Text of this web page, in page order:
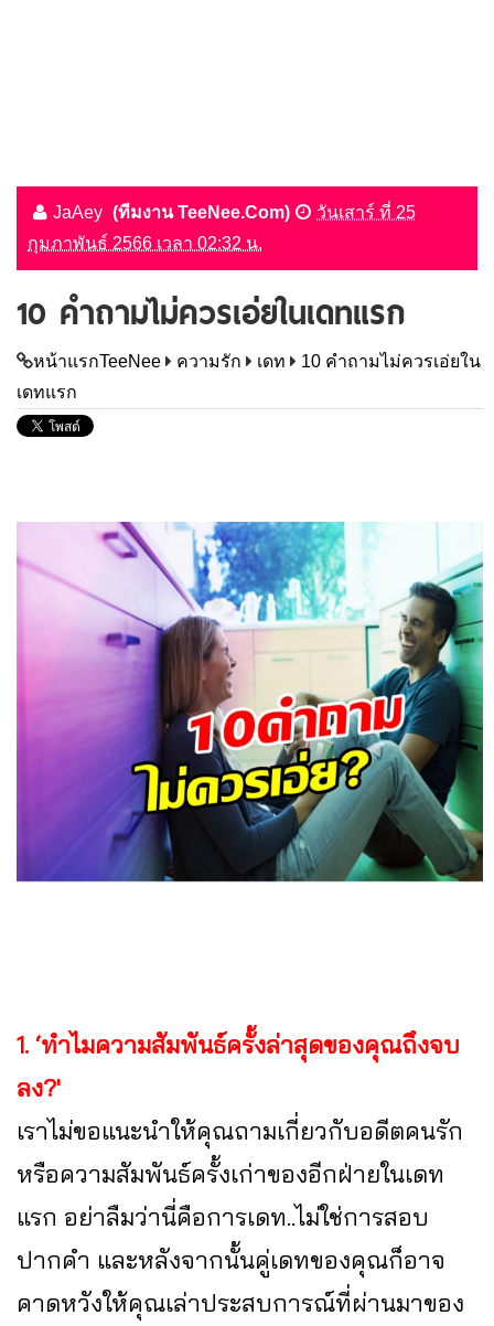
JaAey (ทีมงาน TeeNee.Com)
วันเสาร์ ที่ 25
กุมภาพันธ์ 2566 เวลา 02:32 น.
10 คำถามไม่ควรเอ่ยในเดทแรก
หน้าแรกTeeNee ความรัก เดท
10 คำถามไม่ควรเอ่ยใน
เดทแรก
1. ‘ทำไมความสัมพันธ์ครั้งล่าสุดของคุณถึงจบ
ลง?'
เราไม่ขอแนะนำให้คุณถามเกี่ยวกับอดีตคนรัก
หรือความสัมพันธ์ครั้งเก่าของอีกฝ่ายในเดท
แรก อย่าลืมว่านี่คือการเดท..ไม่ใช่การสอบ
ปากคำ และหลังจากนั้นคู่เดทของคุณก็อาจ
คาดหวังให้คุณเล่าประสบการณ์ที่ผ่านมาของ